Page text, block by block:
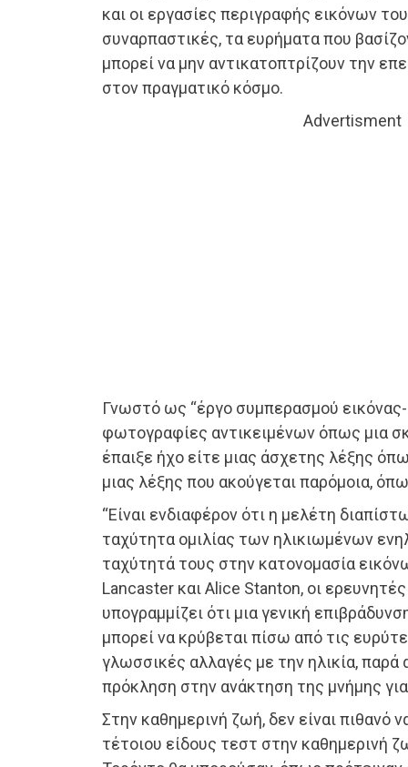
και οι εργασίες περιγραφής εικόνων
συναρπαστικές, τα ευρήματα που
μπορεί να μην αντικατοπτρίζουν την
στον πραγματικό κόσμο.
Advertisment
Γνωστό ως “έργο συμπερασμού εικόνας-
φωτογραφίες αντικειμένων όπως μια
έπαιξε ήχο είτε μιας άσχετης λέξης
μιας λέξης που ακούγεται παρόμοια,
“Είναι ενδιαφέρον ότι η μελέτη
ταχύτητα ομιλίας των ηλικιωμένων
ταχύτητά τους στην κατονομασία
Lancaster και Alice Stanton, οι
υπογραμμίζει ότι μια γενική
μπορεί να κρύβεται πίσω από τις
γλωσσικές αλλαγές με την ηλικία, παρά
πρόκληση στην ανάκτηση της μνήμης για
Στην καθημερινή ζωή, δεν είναι πιθανό
τέτοιου είδους τεστ στην καθημερινή